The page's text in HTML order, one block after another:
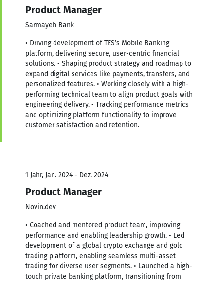
Product Manager
Sarmayeh Bank
• Driving development of TES’s Mobile Banking
platform, delivering secure, user-centric financial
solutions. • Shaping product strategy and roadmap to
expand digital services like payments, transfers, and
personalized features. • Working closely with a high-
performing technical team to align product goals with
engineering delivery. • Tracking performance metrics
and optimizing platform functionality to improve
customer satisfaction and retention.
1 Jahr, Jan. 2024 - Dez. 2024
Product Manager
Novin.dev
• Coached and mentored product team, improving
performance and enabling leadership growth. • Led
development of a global crypto exchange and gold
trading platform, enabling seamless multi-asset
trading for diverse user segments. • Launched a high-
touch private banking platform, transitioning from